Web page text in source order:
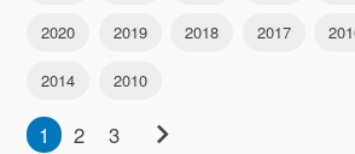
2020 2019 2018 2017
2014 2010
1 2 3 chevron_right